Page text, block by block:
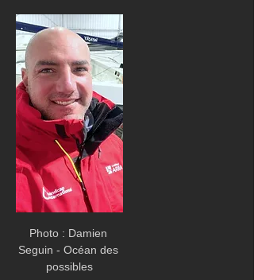
Photo : Damien
Seguin - Océan des
possibles